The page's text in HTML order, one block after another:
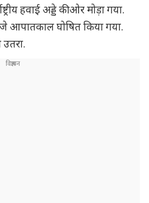
हवाई अड्डे की ओर मोड़ा गया.
आपातकाल घोषित किया गया.